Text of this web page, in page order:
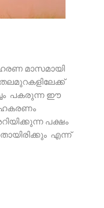
മാസമായി
പകരുന്ന ഈ
പക്ഷം
എന്ന്